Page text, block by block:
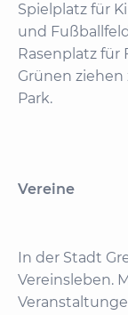
Spielplatz für
und
Rasenplatz für
Grünen
Park.
Vereine
In der Stadt
Vereinsleben.